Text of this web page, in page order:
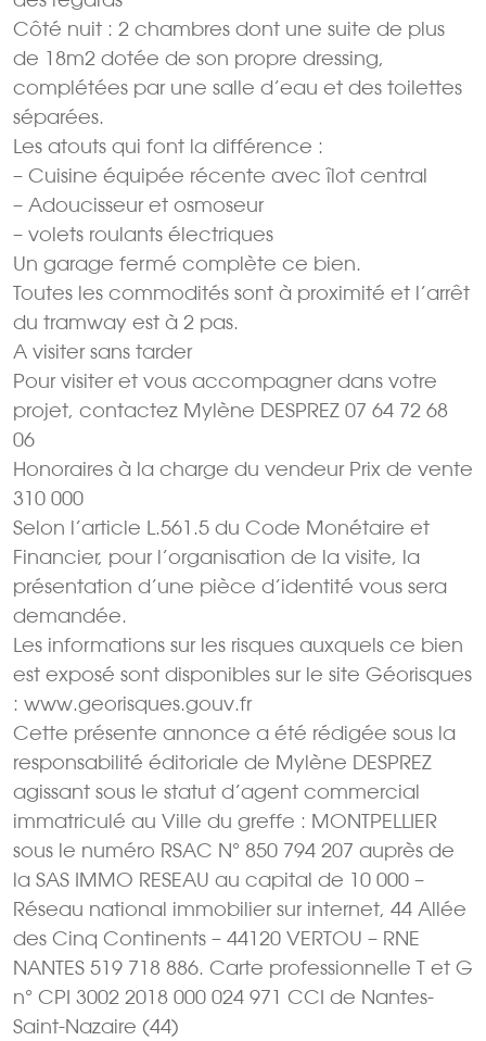
Côté nuit : 2 chambres dont une suite de plus
de 18m2 dotée de son propre dressing,
complétées par une salle d’eau et des toilettes
séparées.
Les atouts qui font la différence :
– Cuisine équipée récente avec îlot central
– Adoucisseur et osmoseur
– volets roulants électriques
Un garage fermé complète ce bien.
Toutes les commodités sont à proximité et l’arrêt
du tramway est à 2 pas.
A visiter sans tarder
Pour visiter et vous accompagner dans votre
projet, contactez Mylène DESPREZ 07 64 72 68
06
Honoraires à la charge du vendeur Prix de vente
310 000 
Selon l’article L.561.5 du Code Monétaire et
Financier, pour l’organisation de la visite, la
présentation d’une pièce d’identité vous sera
demandée.
Les informations sur les risques auxquels ce bien
est exposé sont disponibles sur le site Géorisques
: www.georisques.gouv.fr
Cette présente annonce a été rédigée sous la
responsabilité éditoriale de Mylène DESPREZ
agissant sous le statut d’agent commercial
immatriculé au Ville du greffe : MONTPELLIER
sous le numéro RSAC N° 850 794 207 auprès de
la SAS IMMO RESEAU au capital de 10 000 –
Réseau national immobilier sur internet, 44 Allée
des Cinq Continents – 44120 VERTOU – RNE
NANTES 519 718 886. Carte professionnelle T et G
n° CPI 3002 2018 000 024 971 CCI de Nantes-
Saint-Nazaire (44)